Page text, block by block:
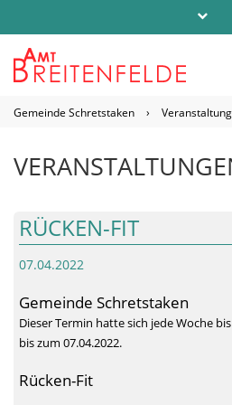
info@amt-
Gemeinde Schretstaken ›
RÜCKEN-FIT
07.04.2022
Gemeinde Schretstaken
Dieser Termin hatte sich jede Woche
bis zum 07.04.2022.
Rücken-Fit